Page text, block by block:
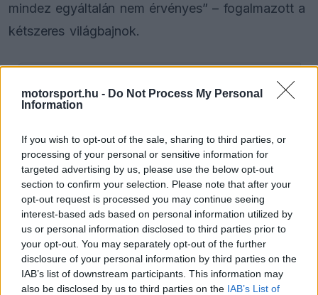
motorsport.hu - Do Not Process My Personal
Information
If you wish to opt-out of the sale, sharing to third parties, or
processing of your personal or sensitive information for
targeted advertising by us, please use the below opt-out
section to confirm your selection. Please note that after your
opt-out request is processed you may continue seeing
interest-based ads based on personal information utilized by
us or personal information disclosed to third parties prior to
your opt-out. You may separately opt-out of the further
disclosure of your personal information by third parties on the
IAB’s list of downstream participants. This information may
also be disclosed by us to third parties on the IAB’s List of
mindez egyáltalán nem érvényes” – fogalmazott a
kétszeres világbajnok.
Video
Player
is
loading.
This
a
modal
window.
The media could not be loaded, either because
the server or network failed or because the format
„A versenyzés valami teljesen másról szól. Most
teszünk egy kis lépést hátrafelé a 60/40-es